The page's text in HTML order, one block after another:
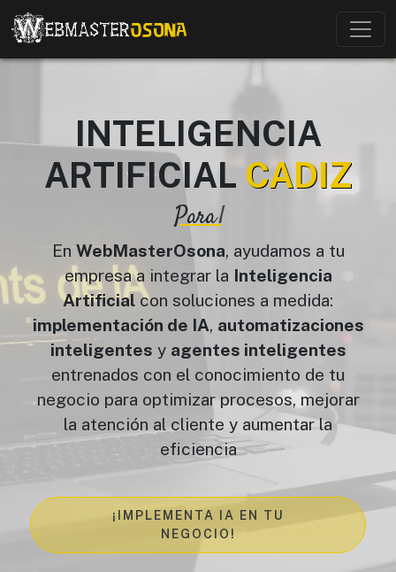
INTELIGENCIA
ARTIFICIAL CADIZ
Para
En WebMasterOsona, ayudamos a tu
empresa a integrar la Inteligencia
Artificial con soluciones a medida:
implementación de IA, automatizaciones
inteligentes y agentes inteligentes
entrenados con el conocimiento de tu
negocio para optimizar procesos, mejorar
la atención al cliente y aumentar la
eficiencia
¡IMPLEMENTA IA EN TU
NEGOCIO!